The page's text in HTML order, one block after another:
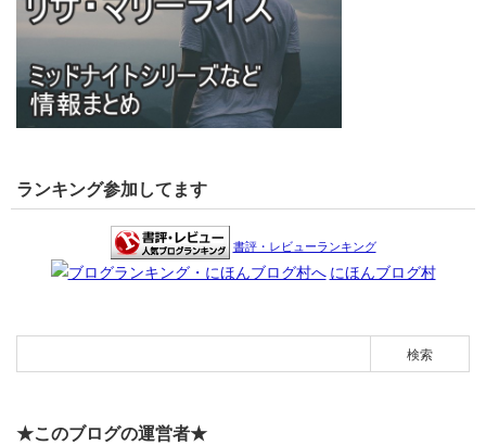
ランキング参加してます
書評・レビューランキング
にほんブログ村
★このブログの運営者★